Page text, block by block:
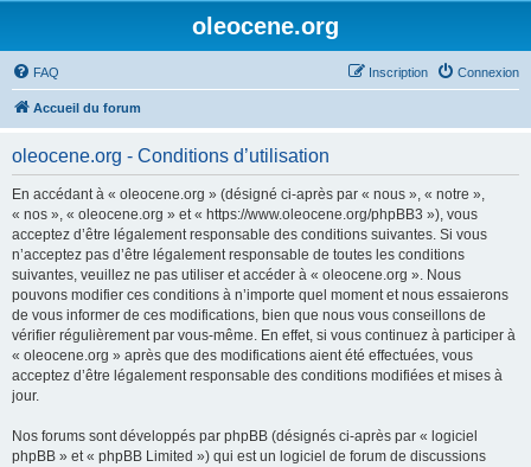
oleocene.org
FAQ Connexion
Inscription
Accueil du forum
oleocene.org - Conditions d’utilisation
En accédant à « oleocene.org » (désigné ci-après par « nous », « notre »,
« nos », « oleocene.org » et « https://www.oleocene.org/phpBB3 »), vous
acceptez d’être légalement responsable des conditions suivantes. Si vous
n’acceptez pas d’être légalement responsable de toutes les conditions
suivantes, veuillez ne pas utiliser et accéder à « oleocene.org ». Nous
pouvons modifier ces conditions à n’importe quel moment et nous essaierons
de vous informer de ces modifications, bien que nous vous conseillons de
vérifier régulièrement par vous-même. En effet, si vous continuez à participer à
« oleocene.org » après que des modifications aient été effectuées, vous
acceptez d’être légalement responsable des conditions modifiées et mises à
jour.
Nos forums sont développés par phpBB (désignés ci-après par « logiciel
phpBB » et « phpBB Limited ») qui est un logiciel de forum de discussions